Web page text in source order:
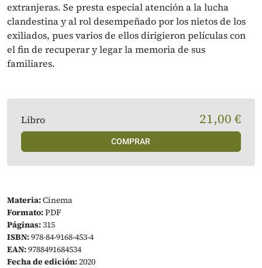
extranjeras. Se presta especial atención a la lucha
clandestina y al rol desempeñado por los nietos de los
exiliados, pues varios de ellos dirigieron películas con
el fin de recuperar y legar la memoria de sus
familiares.
Materia:Cinema
Formato:PDF
Páginas:315
ISBN:978-84-9168-453-4
EAN:9788491684534
Fecha de edición:2020
Libro 21,00 €
COMPRAR